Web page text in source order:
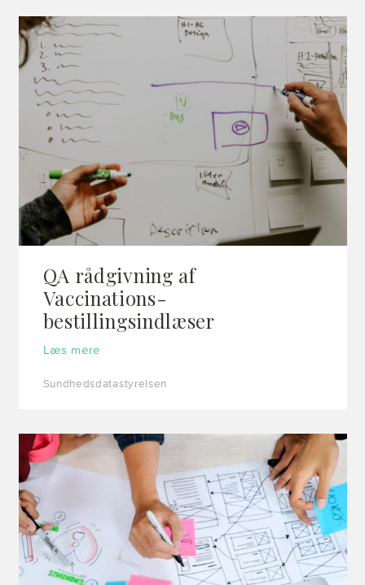
QA rådgivning af
Vaccinations-
bestillingsindlæser
Læs mere
Sundhedsdatastyrelsen